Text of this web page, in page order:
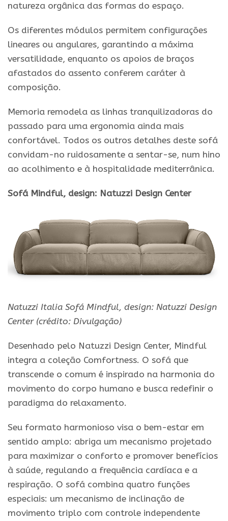
natureza orgânica das formas do espaço.
Os diferentes módulos permitem configurações
lineares ou angulares, garantindo a máxima
versatilidade, enquanto os apoios de braços
afastados do assento conferem caráter à
composição.
Memoria remodela as linhas tranquilizadoras do
passado para uma ergonomia ainda mais
confortável. Todos os outros detalhes deste sofá
convidam-no ruidosamente a sentar-se, num hino
ao acolhimento e à hospitalidade mediterrânica.
Sofá Mindful, design: Natuzzi Design Center
Natuzzi Italia Sofá Mindful, design: Natuzzi Design
Center (crédito: Divulgação)
Desenhado pelo Natuzzi Design Center, Mindful
integra a coleção Comfortness. O sofá que
transcende o comum é inspirado na harmonia do
movimento do corpo humano e busca redefinir o
paradigma do relaxamento.
Seu formato harmonioso visa o bem-estar em
sentido amplo: abriga um mecanismo projetado
para maximizar o conforto e promover benefícios
à saúde, regulando a frequência cardíaca e a
respiração. O sofá combina quatro funções
especiais: um mecanismo de inclinação de
movimento triplo com controle independente